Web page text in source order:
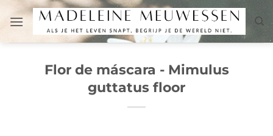
content
Flor de máscara - Mimulus
guttatus floor